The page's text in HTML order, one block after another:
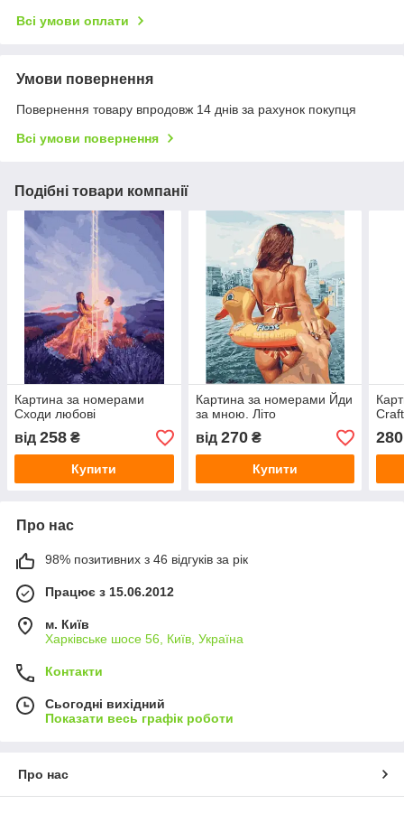
Всі умови оплати
Умови повернення
Повернення товару впродовж 14 днів за рахунок покупця
Всі умови повернення
Подібні товари компанії
Картина за номерами
Сходи любові
від 258 ₴
Купити
Картина за номерами Йди
за мною. Літо
від 270₴
Купити
280
Про нас
98% позитивних з 46 відгуків за рік
Працює з 15.06.2012
м. Київ
Харківське шосе 56, Київ, Україна
Контакти
Сьогодні вихідний
Показати весь графік роботи
Про нас